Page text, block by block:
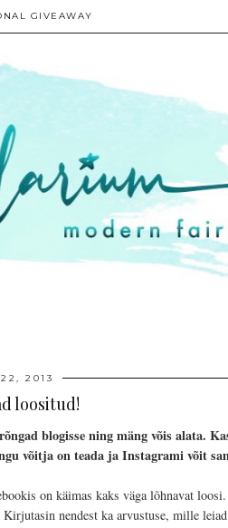
GIVEAWAY
2013
loositud!
blogisse ning mäng võis alata.
võitja on teada ja Instagrami võit
on käimas kaks väga lõhnavat
nendest ka arvustuse, mille leiad